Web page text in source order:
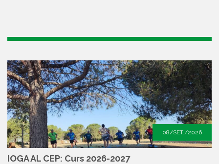
08/SET./2026
IOGA AL CEP: Curs 2026-2027